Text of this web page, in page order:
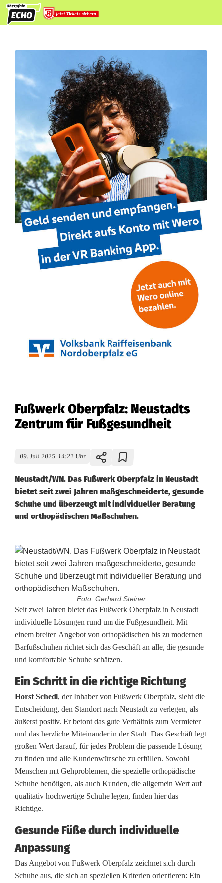
Fußwerk Oberpfalz: Neustadts
Zentrum für Fußgesundheit
09. Juli 2025, 14:21 Uhr
Neustadt/WN. Das Fußwerk Oberpfalz in Neustadt
bietet seit zwei Jahren maßgeschneiderte, gesunde
Schuhe und überzeugt mit individueller Beratung
und orthopädischen Maßschuhen.
Foto: Gerhard Steiner
F
u
ß
e
r
k
O
b
e
r
f
a
l
Seit zwei Jahren bietet das Fußwerk Oberpfalz in Neustadt
individuelle Lösungen rund um die Fußgesundheit. Mit
einem breiten Angebot von orthopädischen bis zu modernen
Barfußschuhen richtet sich das Geschäft an alle, die gesunde
und komfortable Schuhe schätzen.
Ein Schritt in die richtige Richtung
Horst Schedl, der Inhaber von Fußwerk Oberpfalz, sieht die
Entscheidung, den Standort nach Neustadt zu verlegen, als
äußerst positiv. Er betont das gute Verhältnis zum Vermieter
und das herzliche Miteinander in der Stadt. Das Geschäft legt
großen Wert darauf, für jedes Problem die passende Lösung
zu finden und alle Kundenwünsche zu erfüllen. Sowohl
Menschen mit Gehproblemen, die spezielle orthopädische
Schuhe benötigen, als auch Kunden, die allgemein Wert auf
qualitativ hochwertige Schuhe legen, finden hier das
Richtige.
Gesunde Füße durch individuelle
Anpassung
Das Angebot von Fußwerk Oberpfalz zeichnet sich durch
Schuhe aus, die sich an speziellen Kriterien orientieren: Ein